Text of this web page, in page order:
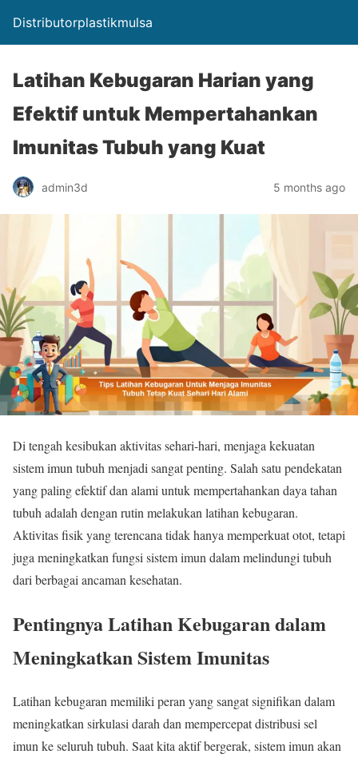
Distributorplastikmulsa
Latihan Kebugaran Harian yang
Efektif untuk Mempertahankan
Imunitas Tubuh yang Kuat
admin3d 5 months ago
Di tengah kesibukan aktivitas sehari-hari, menjaga kekuatan
sistem imun tubuh menjadi sangat penting. Salah satu pendekatan
yang paling efektif dan alami untuk mempertahankan daya tahan
tubuh adalah dengan rutin melakukan latihan kebugaran.
Aktivitas fisik yang terencana tidak hanya memperkuat otot, tetapi
juga meningkatkan fungsi sistem imun dalam melindungi tubuh
dari berbagai ancaman kesehatan.
Pentingnya Latihan Kebugaran dalam
Meningkatkan Sistem Imunitas
Latihan kebugaran memiliki peran yang sangat signifikan dalam
meningkatkan sirkulasi darah dan mempercepat distribusi sel
imun ke seluruh tubuh. Saat kita aktif bergerak, sistem imun akan